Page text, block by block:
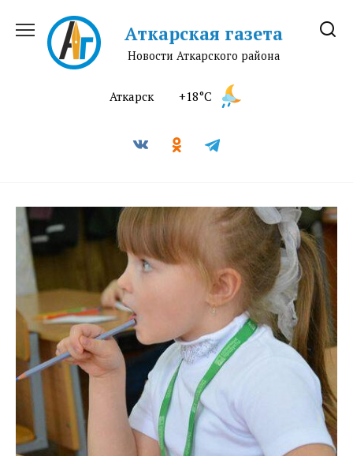
содержанию
Аткарская газета
Новости Аткарского района
Аткарск +18°C